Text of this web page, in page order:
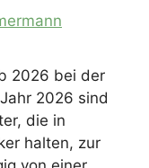
2026 bei der
2026 sind
die in
halten, zur